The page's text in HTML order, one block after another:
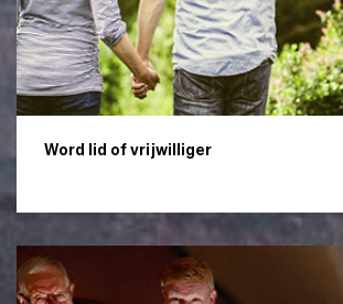
Word lid of vrijwilliger